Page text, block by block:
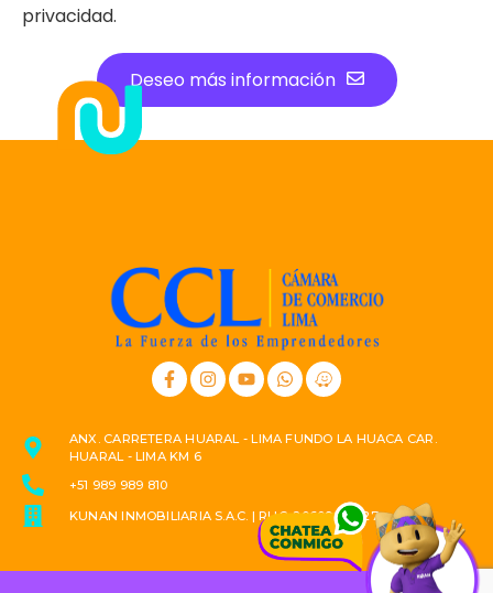
privacidad.
Deseo más información
ANX. CARRETERA HUARAL - LIMA FUNDO LA HUACA CAR.
HUARAL - LIMA KM 6
+51 989 989 810
KUNAN INMOBILIARIA S.A.C. | RUC: 20609823527